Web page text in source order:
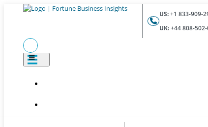
US:+1 833-909-
UK:+44 808-